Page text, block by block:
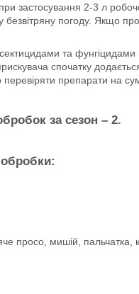
застосування 2-3 л
безвітряну погоду. Якщо
та фунгіцидами
спочатку
препарати на
за сезон – 2.
обробки:
просо, мишій,